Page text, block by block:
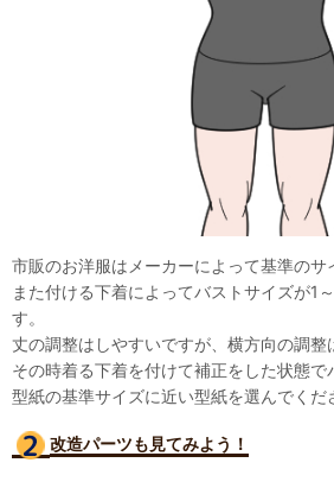
市販のお洋服はメーカーによって基準のサ
また付ける下着によってバストサイズが1
す。
丈の調整はしやすいですが、横方向の調整
その時着る下着を付けて補正をした状態で
型紙の基準サイズに近い型紙を選んでくだ
改造パーツも見てみよう！